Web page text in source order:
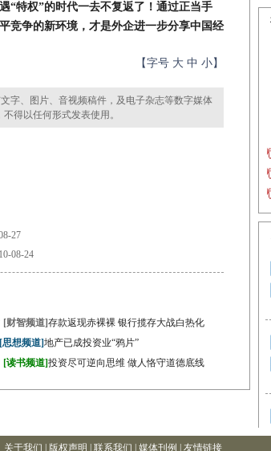
“特权”的时代一去不复返了！通过正当手
竞争的新环境，才是外企进一步分享中国经
【字号 大 中 小】
、图片、音视频稿件，及电子杂志等数字媒体
得以任何形式发表使用。
27
08-24
[财智频道]存款返现赤裸裸 银行揽存大战白热化
[思想频道]地产已成投资业“鸦片”
[读书频道]投资尽可逆向思维 做人恪守道德底线